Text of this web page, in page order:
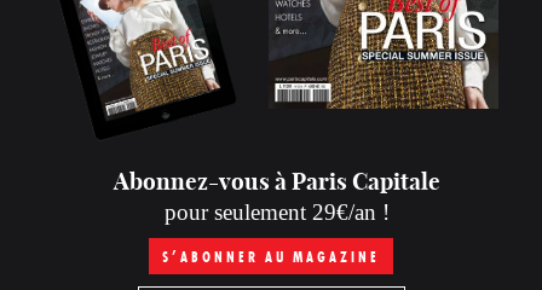
Abonnez-vous à Paris Capitale
pour seulement 29€/an !
S’ABONNER AU MAGAZINE